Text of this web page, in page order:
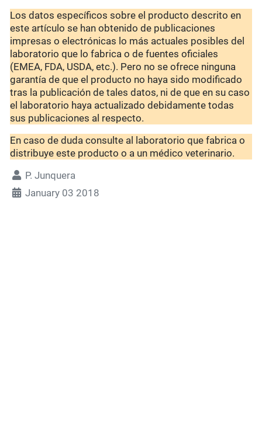
Los datos específicos sobre el producto descrito en
este artículo se han obtenido de publicaciones
impresas o electrónicas lo más actuales posibles del
laboratorio que lo fabrica o de fuentes oficiales
(EMEA, FDA, USDA, etc.). Pero no se ofrece ninguna
garantía de que el producto no haya sido modificado
tras la publicación de tales datos, ni de que en su caso
el laboratorio haya actualizado debidamente todas
sus publicaciones al respecto.
En caso de duda consulte al laboratorio que fabrica o
distribuye este producto o a un médico veterinario.
P. Junquera
January 03 2018